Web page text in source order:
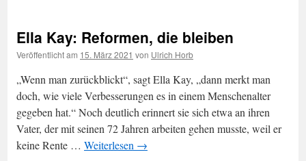
Ella Kay: Reformen, die bleiben
Veröffentlicht am 15. März 2021 von Ulrich Horb
„Wenn man zurückblickt“, sagt Ella Kay, „dann merkt man
doch, wie viele Verbesserungen es in einem Menschenalter
gegeben hat.“ Noch deutlich erinnert sie sich etwa an ihren
Vater, der mit seinen 72 Jahren arbeiten gehen musste, weil er
keine Rente … Weiterlesen →